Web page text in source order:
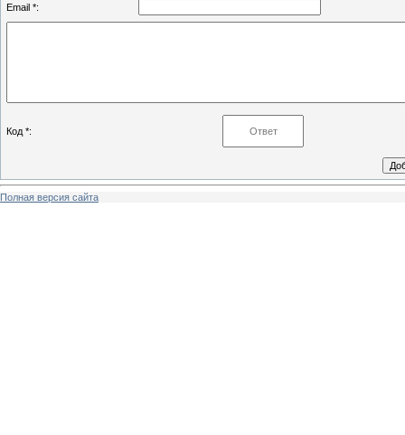
Email *:
Код *:
Полная версия сайта